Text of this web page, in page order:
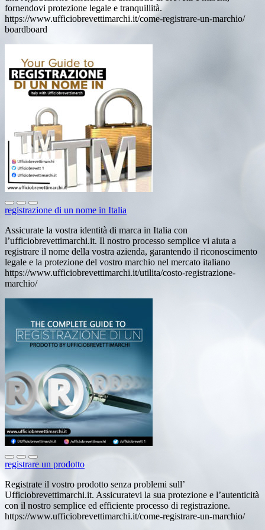
fornendovi protezione legale e tranquillità.
https://www.ufficiobrevettimarchi.it/come-registrare-un-marchio/
boardboard
registrazione di un nome in Italia
Assicurate la vostra identità di marca in Italia con
l’ufficiobrevettimarchi.it. Il nostro processo semplice vi aiuta a
registrare il nome della vostra azienda, garantendo il riconoscimento
legale e la protezione del vostro marchio nel mercato italiano
https://www.ufficiobrevettimarchi.it/utilita/costo-registrazione-
marchio/
registrare un prodotto
Registrate il vostro prodotto senza problemi sull’
Ufficiobrevettimarchi.it. Assicuratevi la sua protezione e l’autenticità
con il nostro semplice ed efficiente processo di registrazione.
https://www.ufficiobrevettimarchi.it/come-registrare-un-marchio/